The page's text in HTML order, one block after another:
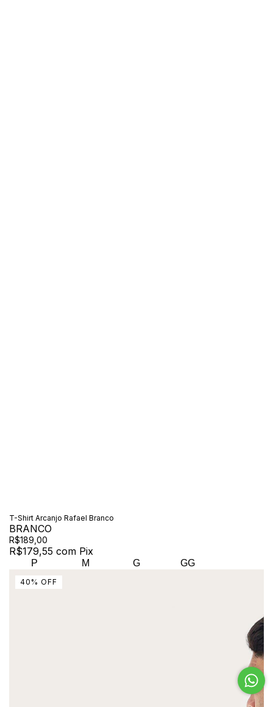
T-Shirt Arcanjo Rafael Branco
BRANCO
R$189,00
R$179,55 com Pix
P M G GG
40 % OFF